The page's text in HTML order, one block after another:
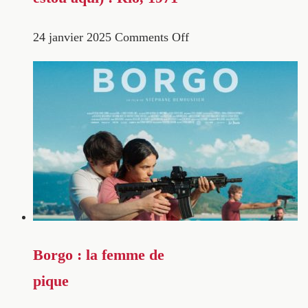
24 janvier 2025 Comments Off
Borgo : la femme de
pique